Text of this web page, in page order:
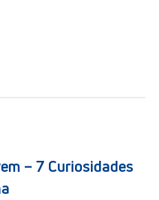
– 7 Curiosidades